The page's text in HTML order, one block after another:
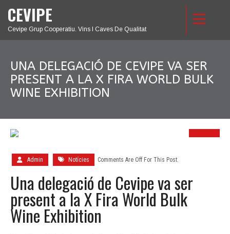
CEVIPE
Cevipe Grup Cooperatiu. Vins I Caves De Qualitat
UNA DELEGACIÓ DE CEVIPE VA SER
PRESENT A LA X FIRA WORLD BULK
WINE EXHIBITION
18
Admin Notícies Comments Are Off For This Post.
Una delegació de Cevipe va ser
present a la X Fira World Bulk
Wine Exhibition